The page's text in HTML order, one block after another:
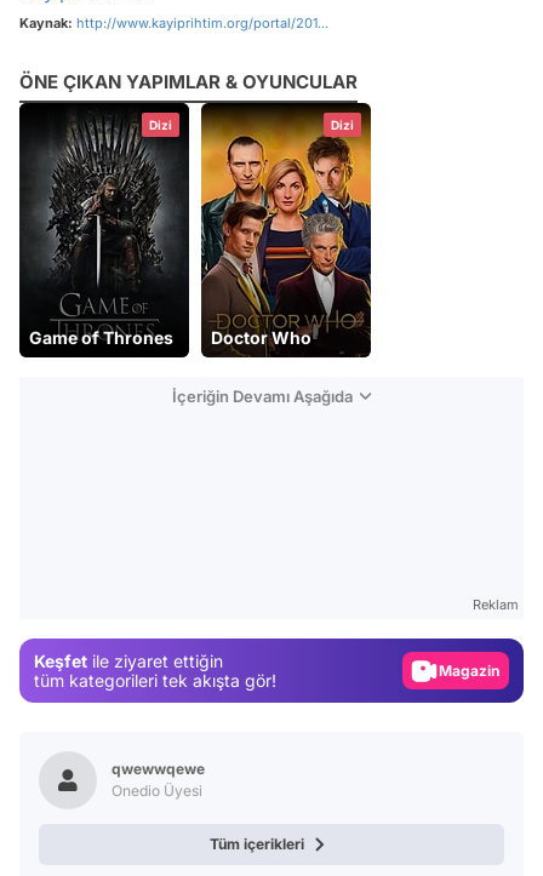
Kaynak: http://www.kayiprihtim.org/portal/201...
ÖNE ÇIKAN YAPIMLAR & OYUNCULAR
Dizi
Game of Thrones
Dizi
Doctor Who
İçeriğin Devamı Aşağıda
Reklam
Keşfet ile ziyaret ettiğin
tüm kategorileri tek akışta gör!
Magazin
qwewwqewe
Onedio Üyesi
Tüm içerikleri